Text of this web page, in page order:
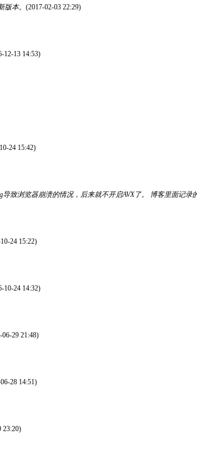
本。 (2017-02-03 22:29)
12-13 14:53)
24 15:42)
致浏览器崩溃的情况，后来就不开启AVX了。 博客里面记录
24 15:22)
10-24 14:32)
06-29 21:48)
28 14:51)
23:20)